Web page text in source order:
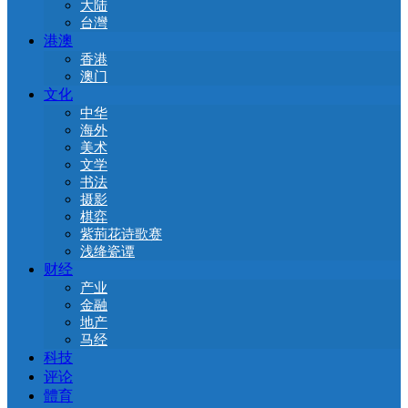
大陆
台灣
港澳
香港
澳门
文化
中华
海外
美术
文学
书法
摄影
棋弈
紫荊花诗歌赛
浅绛瓷谭
财经
产业
金融
地产
马经
科技
评论
體育